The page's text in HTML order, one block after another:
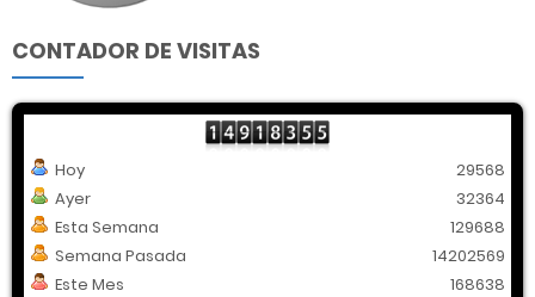
CONTADOR DE VISITAS
Hoy
Ayer
Esta Semana
Semana Pasada
Este Mes
29568
32364
129688
14202569
168638